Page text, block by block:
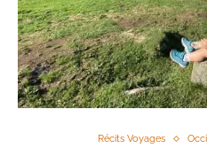
Récits Voyages